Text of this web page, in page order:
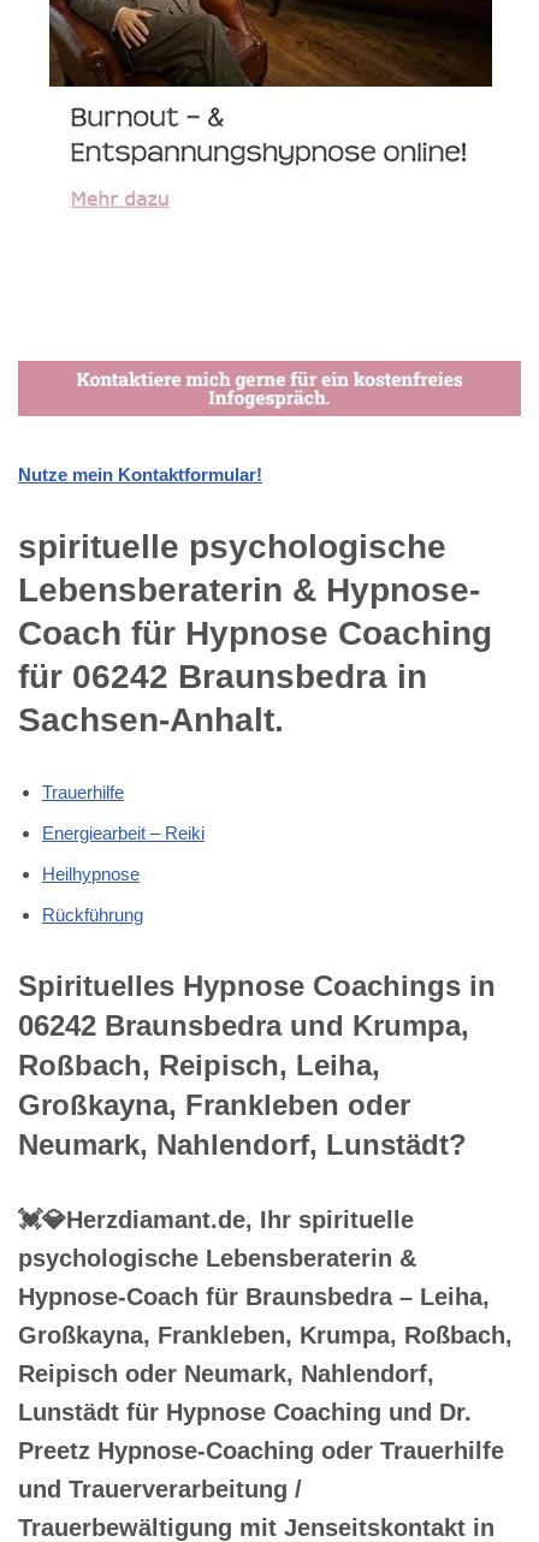
Nutze mein Kontaktformular!
spirituelle psychologische
Lebensberaterin & Hypnose-
Coach für Hypnose Coaching
für 06242 Braunsbedra in
Sachsen-Anhalt.
Trauerhilfe
Energiearbeit – Reiki
Heilhypnose
Rückführung
Spirituelles Hypnose Coachings in
06242 Braunsbedra und Krumpa,
Roßbach, Reipisch, Leiha,
Großkayna, Frankleben oder
Neumark, Nahlendorf, Lunstädt?
💓️💎Herzdiamant.de, Ihr spirituelle
psychologische Lebensberaterin &
Hypnose-Coach für Braunsbedra – Leiha,
Großkayna, Frankleben, Krumpa, Roßbach,
Reipisch oder Neumark, Nahlendorf,
Lunstädt für Hypnose Coaching und Dr.
Preetz Hypnose-Coaching oder Trauerhilfe
und Trauerverarbeitung /
Trauerbewältigung mit Jenseitskontakt in